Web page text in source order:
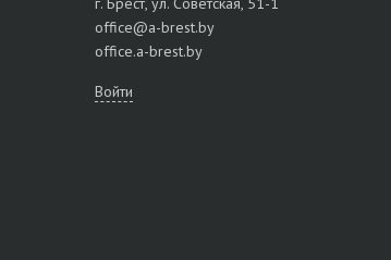
office@a-brest.by
office.a-brest.by
Войти